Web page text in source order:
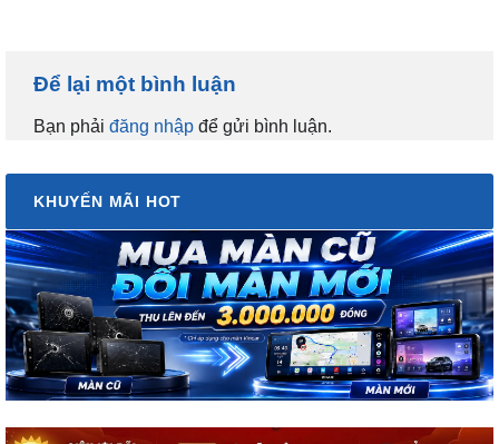
Để lại một bình luận
Bạn phải đăng nhập để gửi bình luận.
KHUYẾN MÃI HOT